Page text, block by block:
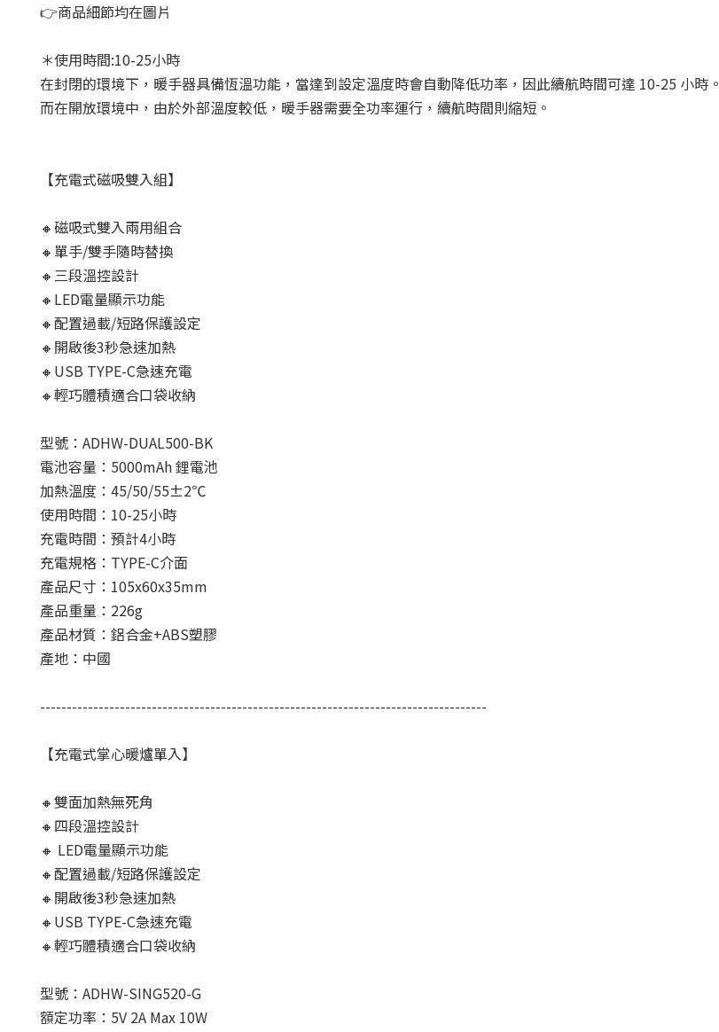
👉商品細節均在圖片
＊使用時間:10-25小時
在封閉的環境下，暖手器具備恆溫功能，當達到設定溫度時會自動降低功率，因此續航時間可達 10-25 小時。
而在開放環境中，由於外部溫度較低，暖手器需要全功率運行，續航時間則縮短。
【充電式磁吸雙入組】
🔸磁吸式雙入兩用組合
🔸單手/雙手隨時替換
🔸三段溫控設計
🔸LED電量顯示功能
🔸配置過載/短路保護設定
🔸開啟後3秒急速加熱
🔸USB TYPE-C急速充電
🔸輕巧體積適合口袋收納
型號：ADHW-DUAL500-BK
電池容量：5000mAh 鋰電池
加熱溫度：45/50/55±2℃
使用時間：10-25小時
充電時間：預計4小時
充電規格：TYPE-C介面
產品尺寸：105x60x35mm
產品重量：226g
產品材質：鋁合金+ABS塑膠
產地：中國
------------------------------------------------------------------------------------
【充電式掌心暖爐單入】
🔸雙面加熱無死角
🔸四段溫控設計
🔸 LED電量顯示功能
🔸配置過載/短路保護設定
🔸開啟後3秒急速加熱
🔸USB TYPE-C急速充電
🔸輕巧體積適合口袋收納
型號：ADHW-SING520-G
額定功率：5V 2A Max 10W